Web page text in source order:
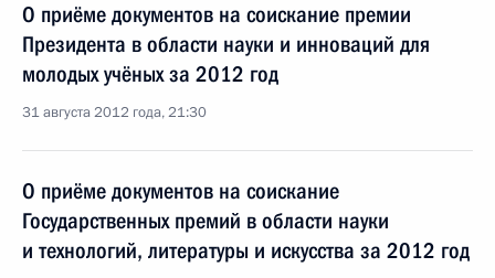
О приёме документов на соискание премии
Президента в области науки и инноваций для
молодых учёных за 2012 год
31 августа 2012 года, 21:30
О приёме документов на соискание
Государственных премий в области науки
и технологий, литературы и искусства за 2012 год